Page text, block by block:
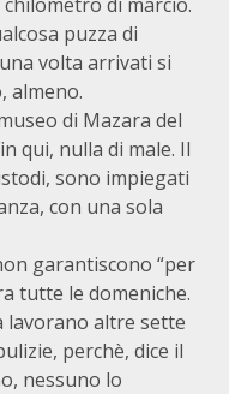
puzza di
volta arrivati si
almeno.
di Mazara del
qui, nulla di male. Il
sono impiegati
con una sola
garantiscono “per
tutte le domeniche.
lavorano altre sette
perchè, dice il
nessuno lo